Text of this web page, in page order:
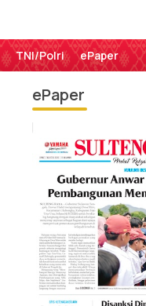
TNI/Polri ePaper
ePaper